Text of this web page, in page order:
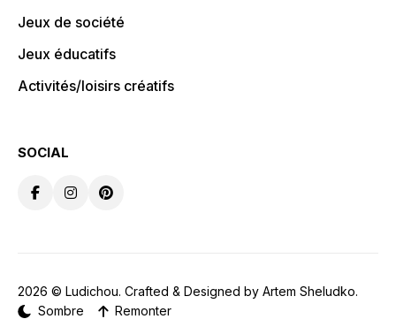
Jeux de société
Jeux éducatifs
Activités/loisirs créatifs
SOCIAL
2026 © Ludichou. Crafted & Designed by Artem Sheludko.
Sombre
Remonter